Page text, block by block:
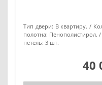
Тип двери: В квартиру.
полотна: Пенополистирол.
петель: 3 шт.
40